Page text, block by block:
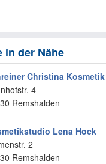
in der Nähe
Christina Kosmetik
4
Remshalden
Lena Hock
2
Remshalden